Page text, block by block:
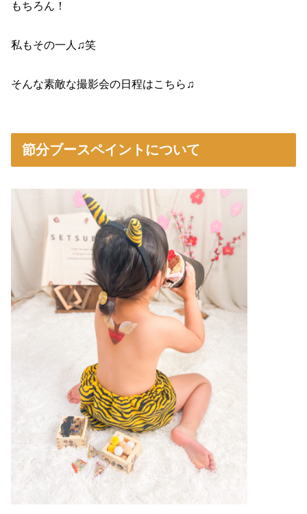
もちろん！
私もその一人♫笑
そんな素敵な撮影会の日程はこちら♫
節分ブースペイントについて